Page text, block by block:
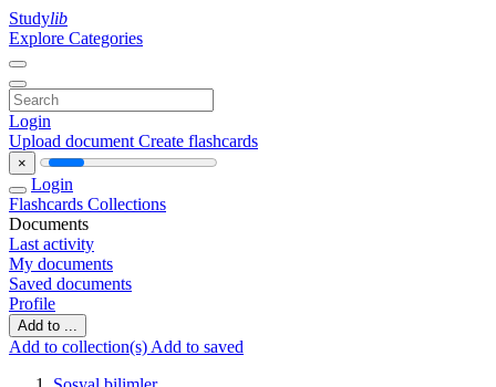
Studylib
Explore Categories
Login
Upload document Create flashcards
×
Login
Flashcards Collections
Documents
Last activity
My documents
Saved documents
Profile
Add to ...
Add to collection(s) Add to saved